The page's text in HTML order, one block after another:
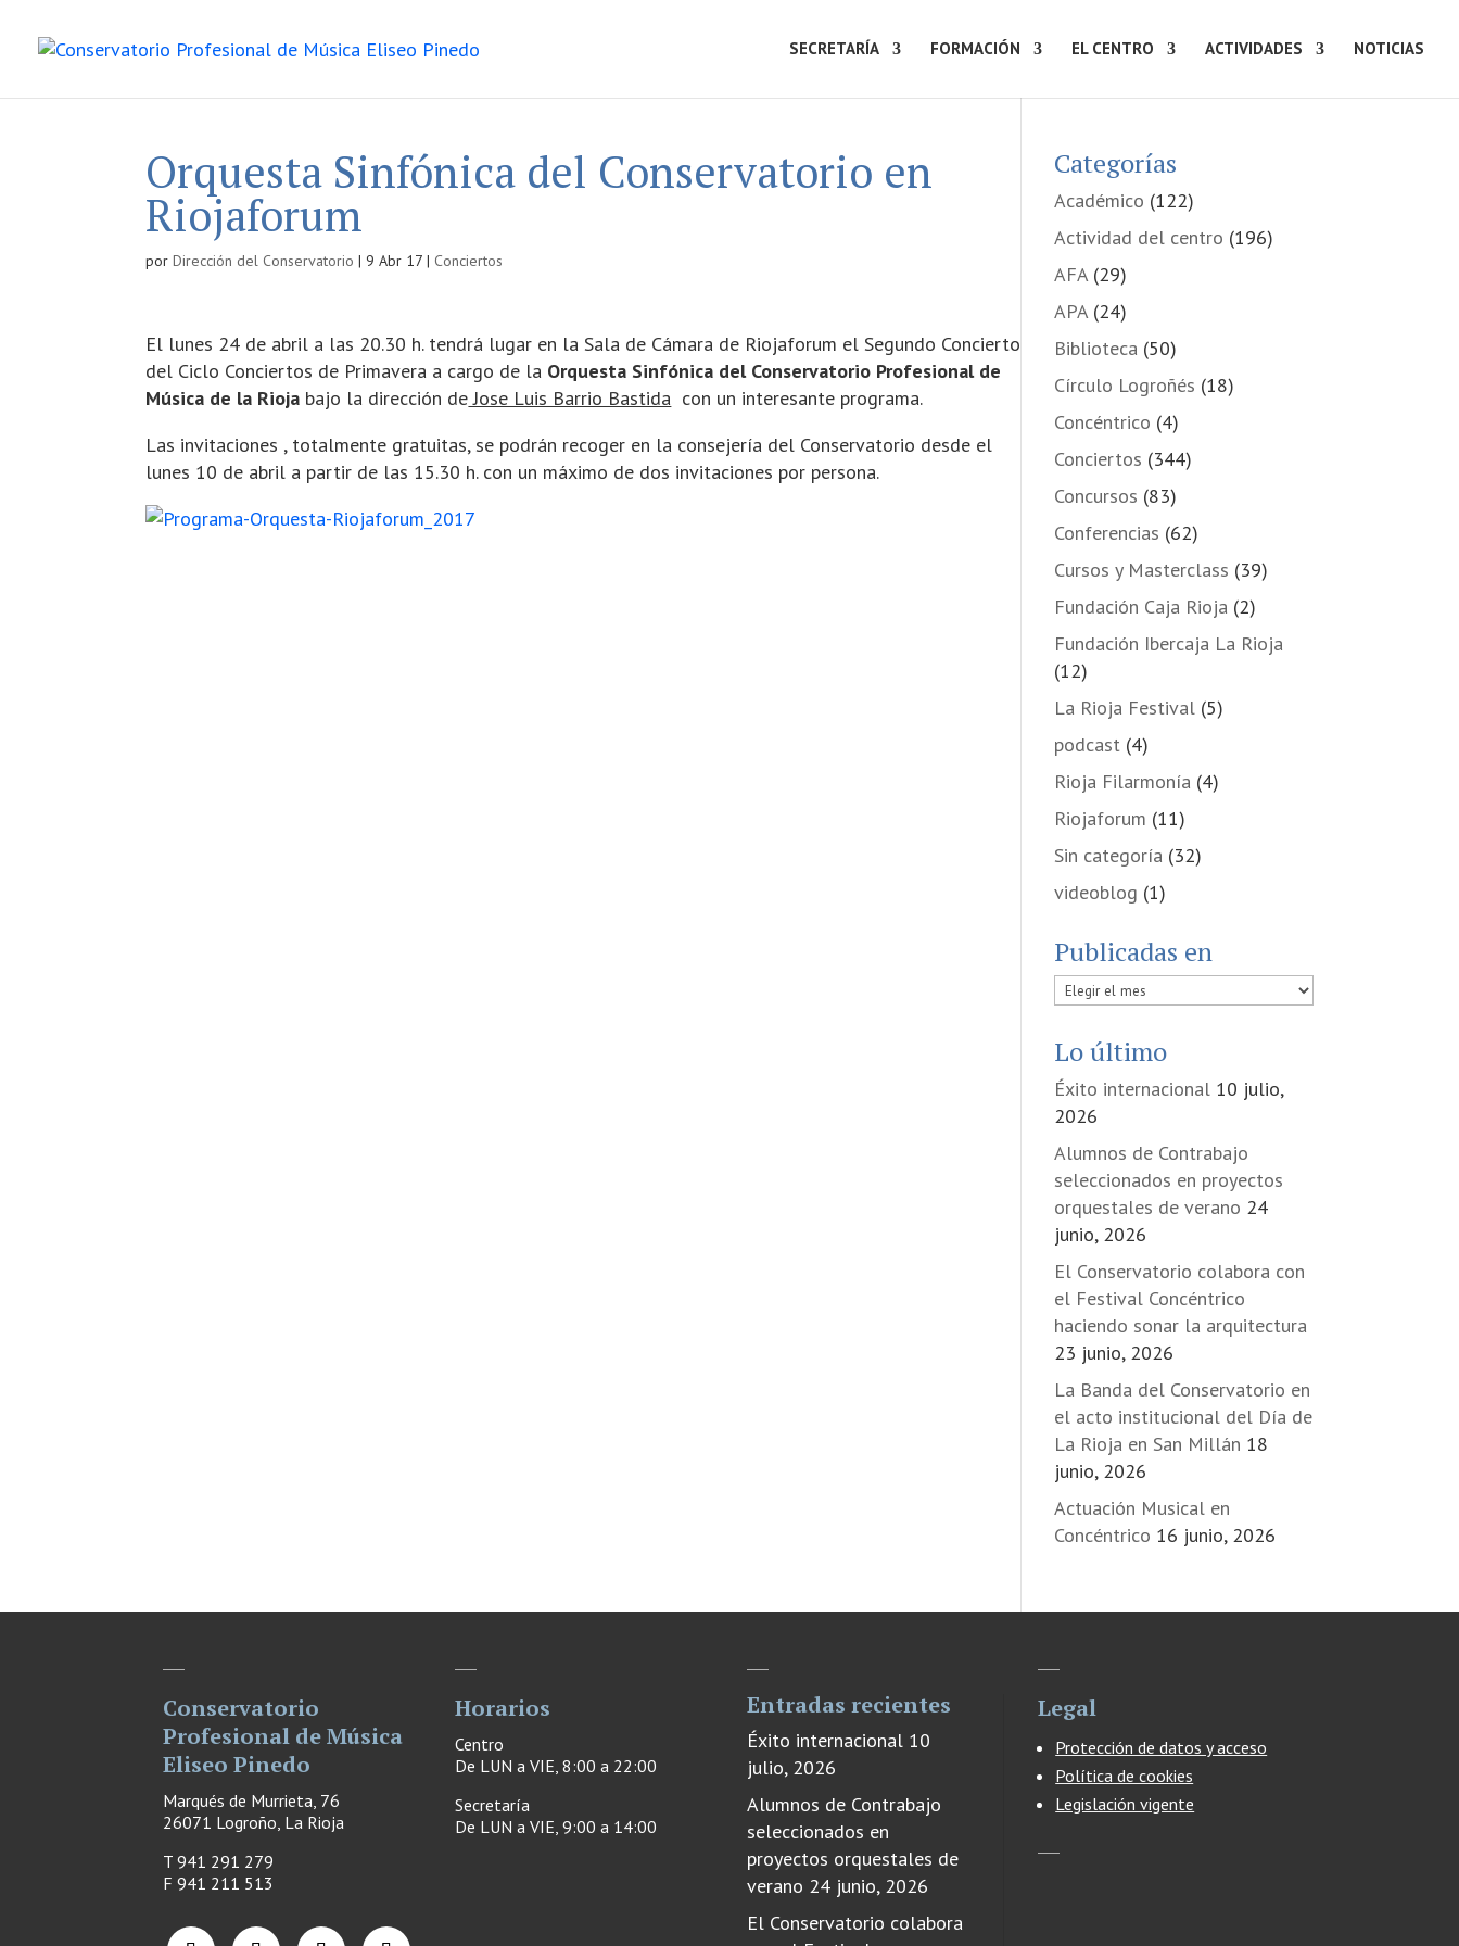
SECRETARÍA FORMACIÓN EL CENTRO ACTIVIDADES NOTICIAS
Orquesta Sinfónica del Conservatorio en
Riojaforum
porDirección del Conservatorio | 9 Abr 17 | Conciertos
El lunes 24 de abril a las 20.30 h. tendrá lugar en la Sala de Cámara de Riojaforum el Segundo Concierto
del Ciclo Conciertos de Primavera a cargo de la Orquesta Sinfónica del Conservatorio Profesional de
Música de la Rioja bajo la dirección deJose Luis Barrio Bastida con un interesante programa.
Las invitaciones , totalmente gratuitas, se podrán recoger en la consejería del Conservatorio desde el
lunes 10 de abril a partir de las 15.30 h. con un máximo de dos invitaciones por persona.
Categorías
Académico (122)
Actividad del centro (196)
AFA(29)
APA(24)
Biblioteca (50)
Círculo Logroñés (18)
Concéntrico (4)
Conciertos (344)
Concursos (83)
Conferencias (62)
Cursos y Masterclass (39)
Fundación Caja Rioja (2)
Fundación Ibercaja La Rioja
(12)
La Rioja Festival(5)
podcast(4)
Rioja Filarmonía (4)
Riojaforum (11)
Sin categoría (32)
videoblog (1)
Publicadas en
Publicadas
Lo último
Éxito internacional 10 julio,
2026
Alumnos de Contrabajo
seleccionados en proyectos
orquestales de verano 24
junio, 2026
El Conservatorio colabora con
el Festival Concéntrico
haciendo sonar la arquitectura
23 junio, 2026
La Banda del Conservatorio en
el acto institucional del Día de
La Rioja en San Millán 18
junio, 2026
Actuación Musical en
Concéntrico 16 junio, 2026
Conservatorio
Profesional de Música
Eliseo Pinedo
Marqués de Murrieta, 76
26071 Logroño, La Rioja
T 941 291 279
F941 211 513
Horarios
Centro
De LUN a VIE, 8:00 a 22:00
Secretaría
De LUN a VIE, 9:00 a 14:00
Entradas recientes
Éxito internacional 10
julio, 2026
Alumnos de Contrabajo
seleccionados en
proyectos orquestales de
verano 24 junio, 2026
El Conservatorio colabora
Legal
Protección de datos y acceso
Política de cookies
Legislación vigente